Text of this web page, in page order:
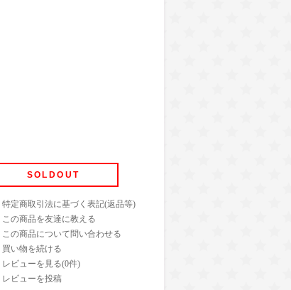
SOLDOUT
特定商取引法に基づく表記(返品等)
この商品を友達に教える
この商品について問い合わせる
買い物を続ける
レビューを見る(0件)
レビューを投稿